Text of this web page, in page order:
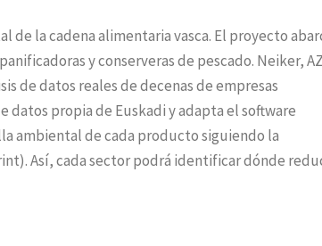
la cadena alimentaria vasca. El proyecto
y conserveras de pescado. Neiker,
de datos reales de decenas de empresas
datos propia de Euskadi y adapta el software
ambiental de cada producto siguiendo la
Así, cada sector podrá identificar dónde